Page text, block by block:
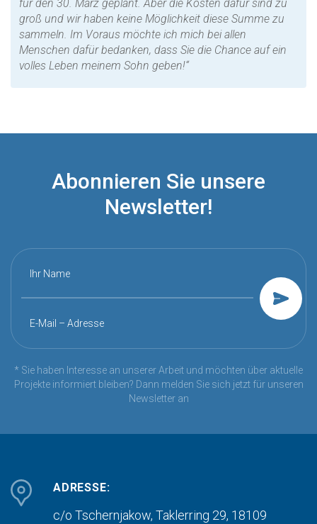
für den 30. März geplant. Aber die Kosten dafür sind zu
groß und wir haben keine Möglichkeit diese Summe zu
sammeln. Im Voraus möchte ich mich bei allen
Menschen dafür bedanken, dass Sie die Chance auf ein
volles Leben meinem Sohn geben!“
Abonnieren Sie unsere
Newsletter!
Ihr Name
E-Mail – Adresse
* Sie haben Interesse an unserer Arbeit und möchten über aktuelle
Projekte informiert bleiben? Dann melden Sie sich jetzt für unseren
Newsletter an
ADRESSE:
c/o Tschernjakow, Taklerring 29, 18109